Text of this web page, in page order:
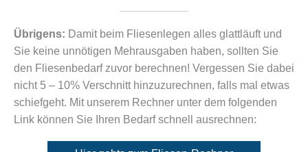
Übrigens: Damit beim Fliesenlegen alles glattläuft und
Sie keine unnötigen Mehrausgaben haben, sollten Sie
den Fliesenbedarf zuvor berechnen! Vergessen Sie dabei
nicht 5 – 10% Verschnitt hinzuzurechnen, falls mal etwas
schiefgeht. Mit unserem Rechner unter dem folgenden
Link können Sie Ihren Bedarf schnell ausrechnen: